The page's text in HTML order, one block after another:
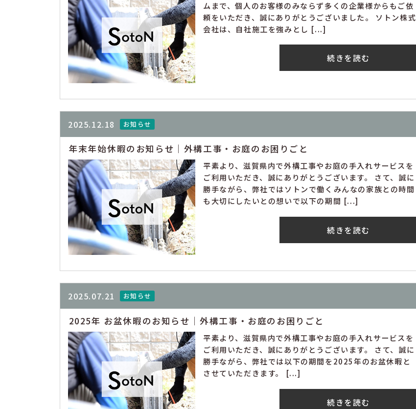
ムまで、個人のお客様のみならず多くの企業様からもご依
頼をいただき、誠にありがとうございました。 ソトン株式
会社は、自社施工を強みとし [...]
続きを読む
2025.12.18 お知らせ
年末年始休暇のお知らせ｜外構工事・お庭のお困りごと
平素より、滋賀県内で外構工事やお庭の手入れサービスを
ご利用いただき、誠にありがとうございます。 さて、誠に
勝手ながら、弊社ではソトンで働くみんなの家族との時間
も大切にしたいとの想いで以下の期間 [...]
続きを読む
2025.07.21 お知らせ
2025年 お盆休暇のお知らせ｜外構工事・お庭のお困りごと
平素より、滋賀県内で外構工事やお庭の手入れサービスを
ご利用いただき、誠にありがとうございます。 さて、誠に
勝手ながら、弊社では以下の期間を2025年のお盆休暇と
させていただきます。 [...]
続きを読む